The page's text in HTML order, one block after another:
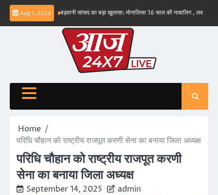
Skip
content
Aug 7, 2026
नहीं – ईरान बड़वानी सांसद का बड़ा खुलासा: मोनालिसा 16 साल की नाबालिग , लव जिहाद के
Home
परिधि चौहान को राष्ट्रीय राजपूत करणी सेना का बनाया जिला अध्यक्ष
परिधि चौहान को राष्ट्रीय राजपूत करणी
सेना का बनाया जिला अध्यक्ष
September 14, 2025 admin